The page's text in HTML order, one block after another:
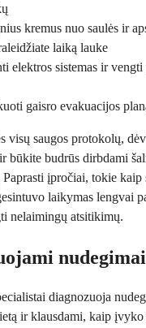
kremus nuo saulės ir
laiką lauke
elektros sistemas ir vengti
gaisro evakuacijos
visų saugos protokolų,
būkite budrūs dirbdami
įpročiai, tokie kaip
laikymas lengvai
nelaimingų atsitikimų.
diagnozuoja
ir klausdami, kaip